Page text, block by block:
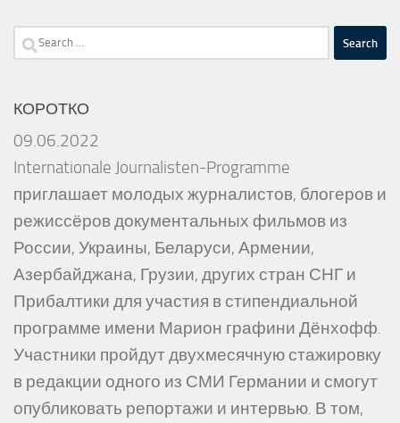
Search
КОРОТКО
09.06.2022
Internationale Journalisten-Programme
приглашает молодых журналистов, блогеров и
режиссёров документальных фильмов из
России, Украины, Беларуси, Армении,
Азербайджана, Грузии, других стран СНГ и
Прибалтики для участия в стипендиальной
программе имени Марион графини Дёнхофф.
Участники пройдут двухмесячную стажировку
в редакции одного из СМИ Германии и смогут
опубликовать репортажи и интервью. В том,